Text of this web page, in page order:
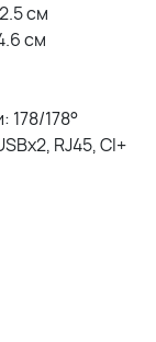
см
см
178/178°
RJ45, CI+